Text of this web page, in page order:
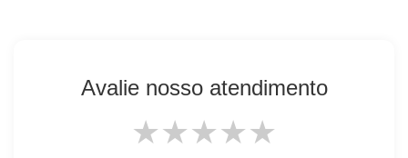
Avalie nosso atendimento
★★★★★